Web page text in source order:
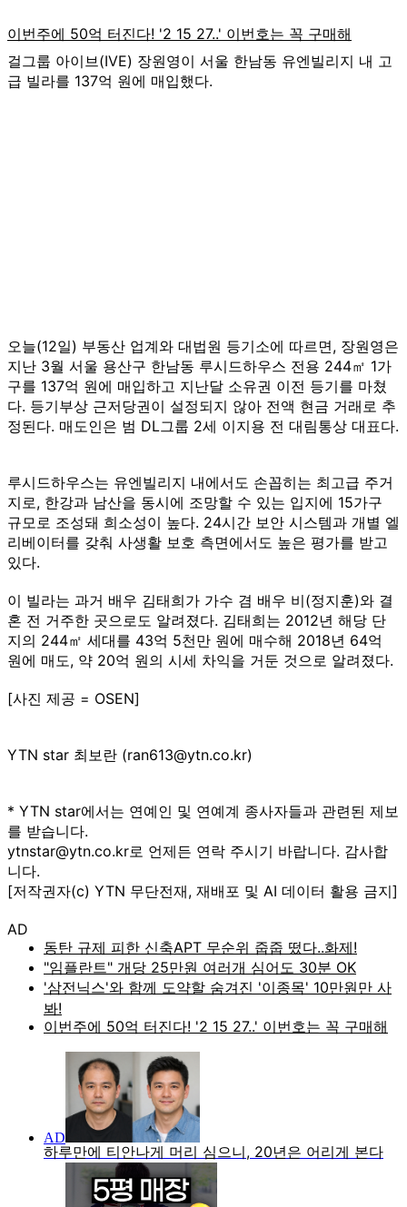
걸그룹 아이브(IVE) 장원영이 서울 한남동 유엔빌리지 내 고
급 빌라를 137억 원에 매입했다.
오늘(12일) 부동산 업계와 대법원 등기소에 따르면, 장원영은
지난 3월 서울 용산구 한남동 루시드하우스 전용 244㎡ 1가
구를 137억 원에 매입하고 지난달 소유권 이전 등기를 마쳤
다. 등기부상 근저당권이 설정되지 않아 전액 현금 거래로 추
정된다. 매도인은 범 DL그룹 2세 이지용 전 대림통상 대표다.
루시드하우스는 유엔빌리지 내에서도 손꼽히는 최고급 주거
지로, 한강과 남산을 동시에 조망할 수 있는 입지에 15가구
규모로 조성돼 희소성이 높다. 24시간 보안 시스템과 개별 엘
리베이터를 갖춰 사생활 보호 측면에서도 높은 평가를 받고
있다.
이 빌라는 과거 배우 김태희가 가수 겸 배우 비(정지훈)와 결
혼 전 거주한 곳으로도 알려졌다. 김태희는 2012년 해당 단
지의 244㎡ 세대를 43억 5천만 원에 매수해 2018년 64억
원에 매도, 약 20억 원의 시세 차익을 거둔 것으로 알려졌다.
[사진 제공 = OSEN]
YTN star 최보란 (ran613@ytn.co.kr)
* YTN star에서는 연예인 및 연예계 종사자들과 관련된 제보
를 받습니다.
ytnstar@ytn.co.kr로 언제든 연락 주시기 바랍니다. 감사합
니다.
[저작권자(c) YTN 무단전재, 재배포 및 AI 데이터 활용 금지]
AD